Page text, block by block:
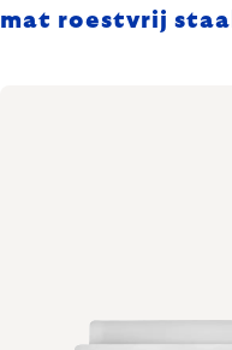
mat roestvrij